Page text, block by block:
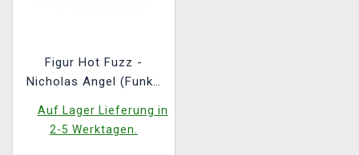
Figur Hot Fuzz -
Nicholas Angel (Funko
Auf Lager Lieferung in
2-5 Werktagen.